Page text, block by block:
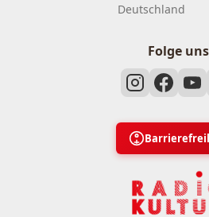
Deutschland
Folge uns